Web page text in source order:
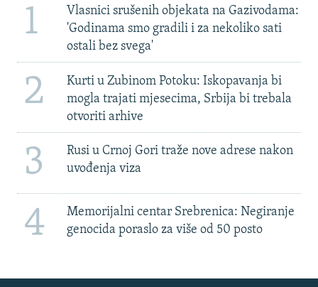
1
Vlasnici srušenih objekata na Gazivodama:
'Godinama smo gradili i za nekoliko sati
ostali bez svega'
2
Kurti u Zubinom Potoku: Iskopavanja bi
mogla trajati mjesecima, Srbija bi trebala
otvoriti arhive
3
Rusi u Crnoj Gori traže nove adrese nakon
uvođenja viza
4
Memorijalni centar Srebrenica: Negiranje
genocida poraslo za više od 50 posto